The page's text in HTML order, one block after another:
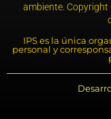
ambiente. Copyright
IPS es la única
personal y